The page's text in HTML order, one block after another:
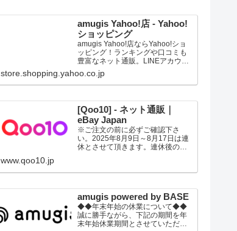
amugis Yahoo!店 - Yahoo!
ショッピング
amugis Yahoo!店ならYahoo!ショ
ッピング！ランキングや口コミも
豊富なネット通販。LINEアカウン
ト連携でPayPayポイント毎日5%
（上限あり）Yahoo!ショッピング
スマホアプリも充実で毎日どこか
求めいただけます。
store.shopping.yahoo.co.jp
[Qoo10] - ネット通販｜
eBay Japan
※ご注文の前に必ずご確認下さ
い。2025年8月9日～8月17日は連
休とさせて頂きます。連休後の発
の上、ご注文頂きます事をお願い
www.qoo10.jp
amugis powered by BASE
◆◆年末年始の休業について◆◆
誠に勝手ながら、下記の期間を年
末年始休業期間とさせていただき